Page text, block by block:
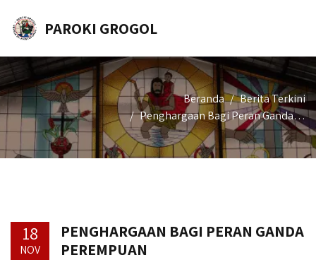
PAROKI GROGOL
Beranda
Berita Terkini
Penghargaan Bagi Peran Ganda…
18
NOV
PENGHARGAAN BAGI PERAN GANDA
PEREMPUAN